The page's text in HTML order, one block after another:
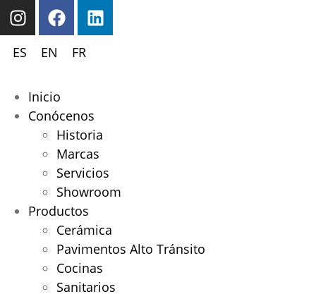
ES EN FR
Inicio
Conócenos
Historia
Marcas
Servicios
Showroom
Productos
Cerámica
Pavimentos Alto Tránsito
Cocinas
Sanitarios